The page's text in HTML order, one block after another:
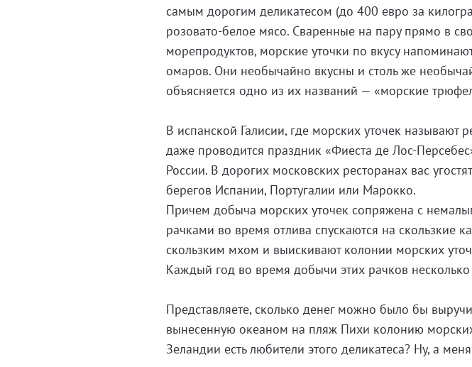
самым дорогим деликатесом (до 400 евро за
розовато-белое мясо. Сваренные на пару прямо в
морепродуктов, морские уточки по вкусу
омаров. Они необычайно вкусны и столь же
объясняется одно из их названий — «морские
В испанской Галисии, где морских уточек называют
даже проводится праздник «Фиеста де Лос-
России. В дорогих московских ресторанах вас
берегов Испании, Португалии или Марокко.
Причем добыча морских уточек сопряжена с
рачками во время отлива спускаются на скользкие
скользким мхом и выискивают колонии морских
Каждый год во время добычи этих рачков несколько
Представляете, сколько денег можно было бы
вынесенную океаном на пляж Пихи колонию
Зеландии есть любители этого деликатеса? Ну, а